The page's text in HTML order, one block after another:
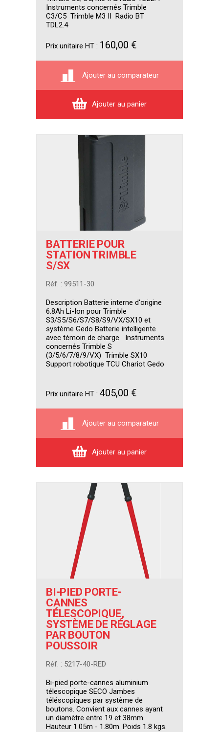
Instruments concernés Trimble
C3/C5 Trimble M3 II Radio BT
TDL2.4
Prix unitaire HT : 160,00 €
Ajouter au comparateur
Ajouter au panier
BATTERIE POUR
STATION TRIMBLE
S/SX
Réf. : 99511-30
Description Batterie interne d'origine
6.8Ah Li-Ion pour Trimble
S3/S5/S6/S7/S8/S9/VX/SX10 et
système Gedo Batterie intelligente
avec témoin de charge Instruments
concernés Trimble S
(3/5/6/7/8/9/VX) Trimble SX10
Support robotique TCU Chariot Gedo
Prix unitaire HT : 405,00 €
Ajouter au comparateur
Ajouter au panier
BI-PIED PORTE-
CANNES
TÉLESCOPIQUE,
SYSTÈME DE RÉGLAGE
PAR BOUTON
POUSSOIR
Réf. : 5217-40-RED
Bi-pied porte-cannes aluminium
télescopique SECO Jambes
téléscopiques par système de
boutons. Convient aux cannes ayant
un diamètre entre 19 et 38mm.
Hauteur 1.05m - 1.80m. Poids 1.8 kgs.